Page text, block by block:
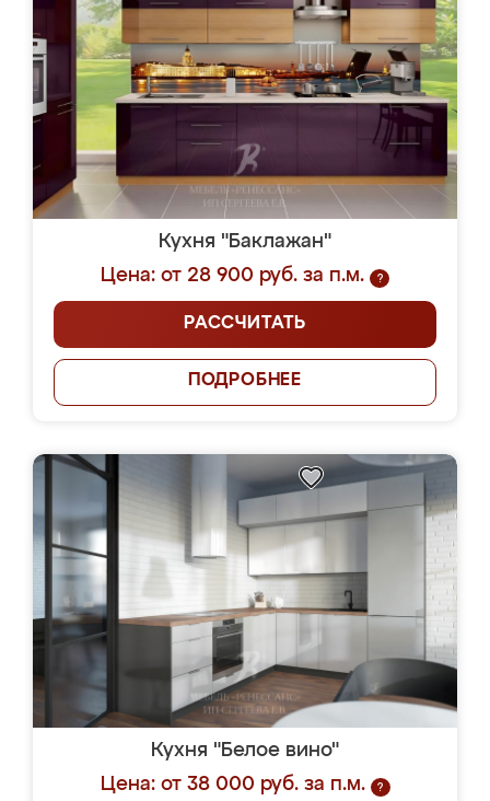
Кухня "Баклажан"
Цена: от 28 900 руб. за п.м.
?
РАССЧИТАТЬ
ПОДРОБНЕЕ
Кухня "Белое вино"
Цена: от 38 000 руб. за п.м.
?